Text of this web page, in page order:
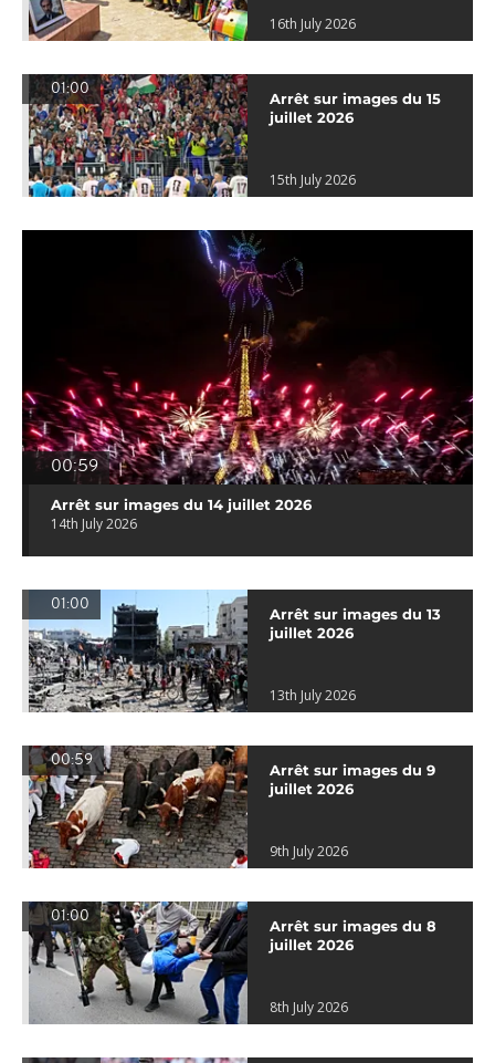
16th July 2026
01:00
Arrêt sur images du 15
juillet 2026
15th July 2026
00:59
Arrêt sur images du 14 juillet 2026
14th July 2026
01:00
Arrêt sur images du 13
juillet 2026
13th July 2026
00:59
Arrêt sur images du 9
juillet 2026
9th July 2026
01:00
Arrêt sur images du 8
juillet 2026
8th July 2026